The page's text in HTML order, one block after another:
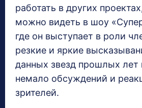
работать в других
можно видеть в шоу
где он выступает в роли
резкие и яркие
данных звезд прошлых
немало обсуждений и
зрителей.